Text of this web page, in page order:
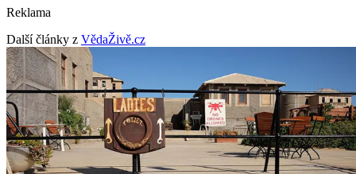
Reklama
Další články z VědaŽivě.cz